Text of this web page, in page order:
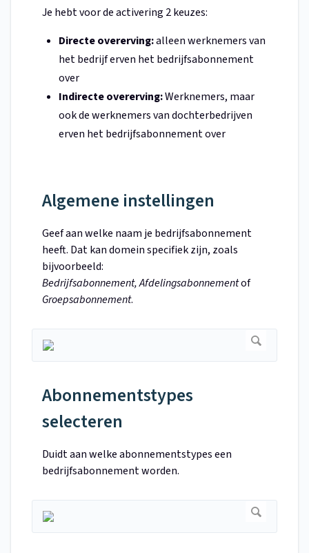
Je hebt voor de activering 2 keuzes:
Directe overerving:alleen werknemers van
het bedrijf erven het bedrijfsabonnement
over
Indirecte overerving:Werknemers, maar
ook de werknemers van dochterbedrijven
erven het bedrijfsabonnement over
Algemene instellingen
Geef aan welke naam je bedrijfsabonnement
heeft. Dat kan domein specifiek zijn, zoals
bijvoorbeeld:
Bedrijfsabonnement,Afdelingsabonnementof
Groepsabonnement.
Abonnementstypes
selecteren
Duidt aan welke abonnementstypes een
bedrijfsabonnement worden.